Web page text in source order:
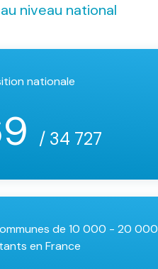
niveau national
nationale
/ 34 727
de 10 000 - 20 000
en France